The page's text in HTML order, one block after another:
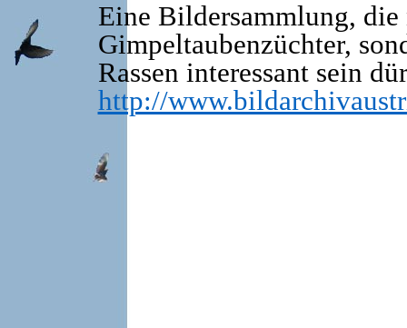
Eine Bildersammlung,
Gimpeltaubenzüchter,
Rassen interessant sein
http://